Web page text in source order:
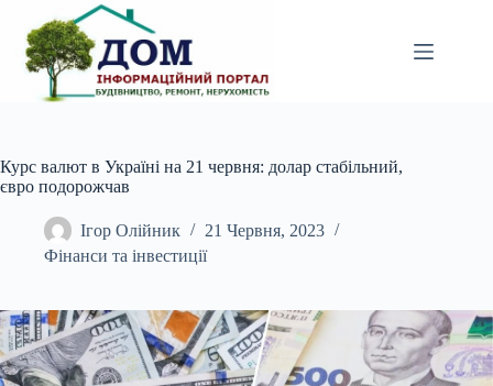
вмісту
Курс валют в Україні на 21 червня: долар стабільний,
євро подорожчав
Ігор Олійник
21 Червня, 2023
Фінанси та інвестиції